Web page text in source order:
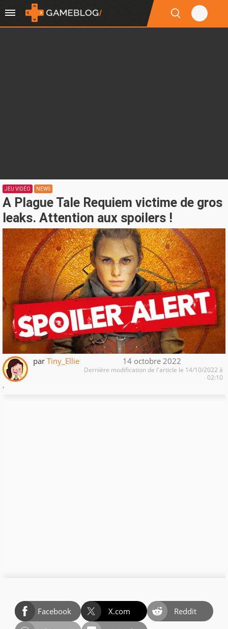
JEU VIDÉO NEWS
A Plague Tale Requiem victime de gros
leaks. Attention aux spoilers !
par Tiny_Ellie 14 octobre 2022
Dernière modification de l'article le 14/10/2022 à
02:10
.
Facebook X.com
Reddit